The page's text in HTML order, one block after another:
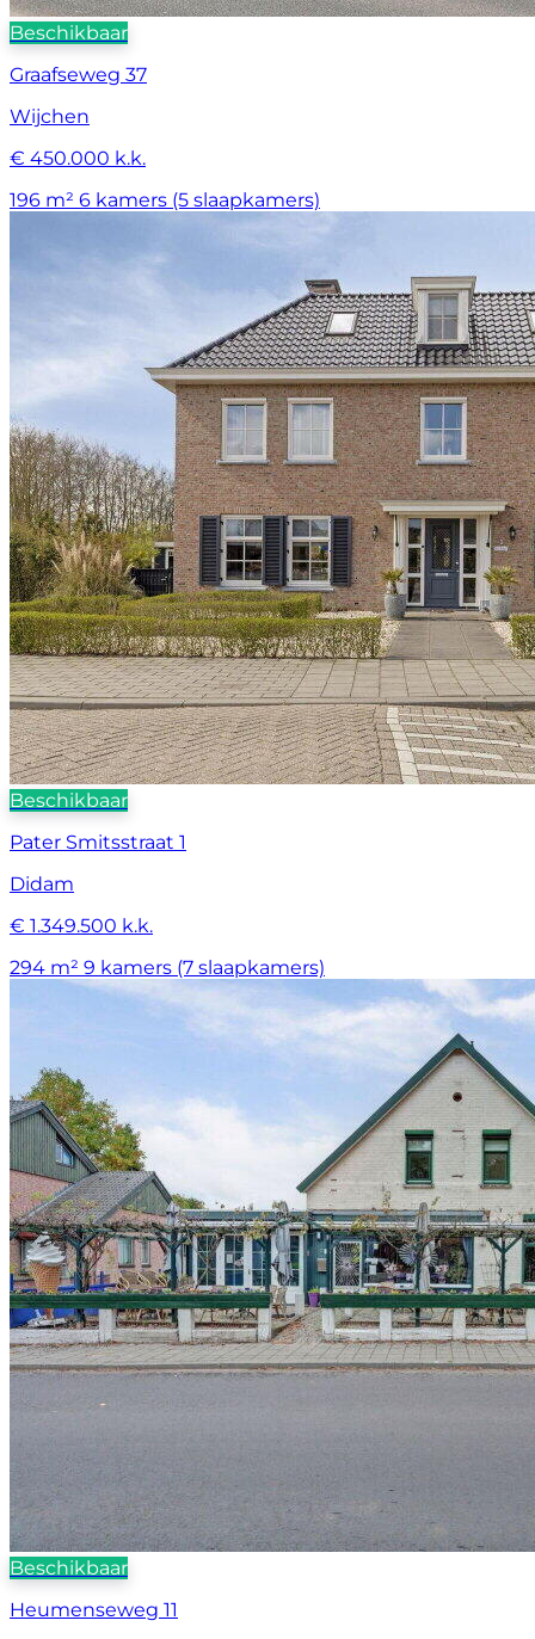
Beschikbaar
Graafseweg 37
Wijchen
€ 450.000 k.k.
196 m² 6 kamers (5 slaapkamers)
Beschikbaar
Pater Smitsstraat 1
Didam
€ 1.349.500 k.k.
294 m² 9 kamers (7 slaapkamers)
Beschikbaar
Heumenseweg 11